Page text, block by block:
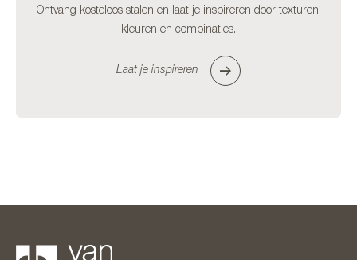
Ontvang kosteloos stalen en laat je inspireren door texturen,
kleuren en combinaties.
Laat je inspireren